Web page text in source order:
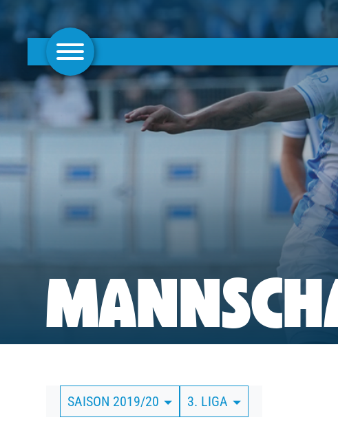
AKTUELLES
FRAUEN
CLUBMITGLIEDSCHAFT
BUSINESS
SÜDKURVE
SAISON 2019/20 3. LIGA